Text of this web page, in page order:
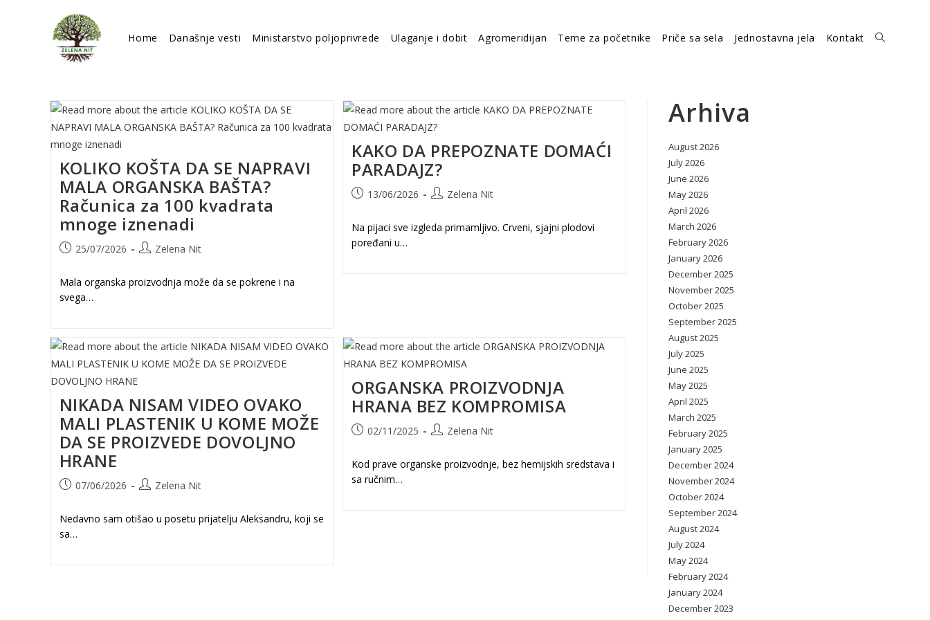
Home Današnje vesti Ministarstvo poljoprivrede Ulaganje i dobit Agromeridijan Teme za početnike Priče sa sela Jednostavna jela Kontakt Toggle
KOLIKO KOŠTA DA SE NAPRAVI
MALA ORGANSKA BAŠTA?
Računica za 100 kvadrata
mnoge iznenadi
Post25/07/2026
PostZelena Nit
Mala organska proizvodnja može da se pokrene i na
svega…
KAKO DA PREPOZNATE DOMAĆI
PARADAJZ?
Post13/06/2026
PostZelena Nit
Na pijaci sve izgleda primamljivo. Crveni, sjajni plodovi
poređani u…
NIKADA NISAM VIDEO OVAKO
MALI PLASTENIK U KOME MOŽE
DA SE PROIZVEDE DOVOLJNO
HRANE
Post07/06/2026
PostZelena Nit
Nedavno sam otišao u posetu prijatelju Aleksandru, koji se
sa…
ORGANSKA PROIZVODNJA
HRANA BEZ KOMPROMISA
Post02/11/2025
PostZelena Nit
Kod prave organske proizvodnje, bez hemijskih sredstava i
sa ručnim…
Arhiva
August 2026
July 2026
June 2026
May 2026
April 2026
March 2026
February 2026
January 2026
December 2025
November 2025
October 2025
September 2025
August 2025
July 2025
June 2025
May 2025
April 2025
March 2025
February 2025
January 2025
December 2024
November 2024
October 2024
September 2024
August 2024
July 2024
May 2024
February 2024
January 2024
December 2023